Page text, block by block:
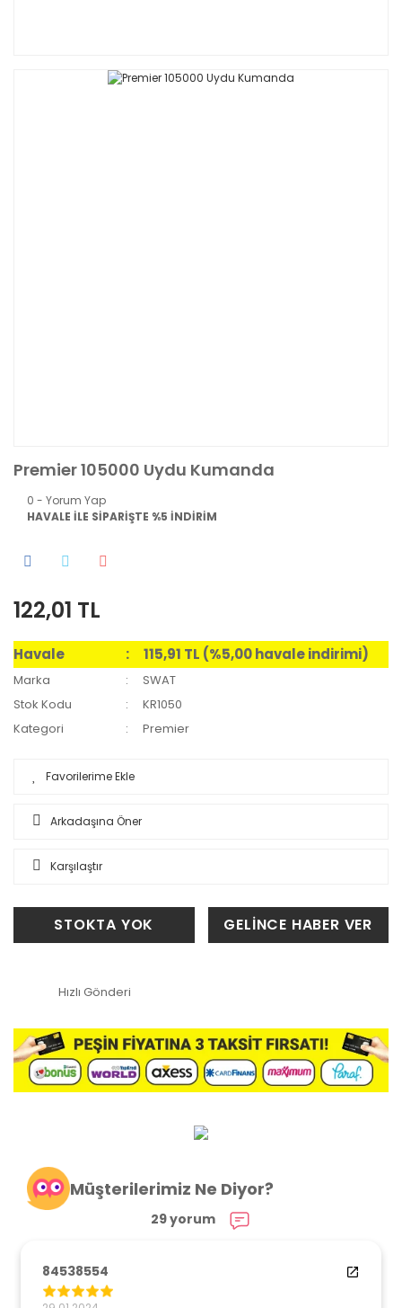
Premier 105000 Uydu Kumanda
0 - Yorum Yap
HAVALE İLE SİPARİŞTE %5 İNDİRİM
122,01 TL
Havale 115,91 TL (%5,00 havale indirimi)
Marka
SWAT
Stok Kodu
KR1050
Kategori
Premier
Arkadaşına Öner
Karşılaştır
STOKTA YOK GELİNCE HABER VER
Hızlı Gönderi
Müşterilerimiz Ne Diyor?
29 yorum
84538554